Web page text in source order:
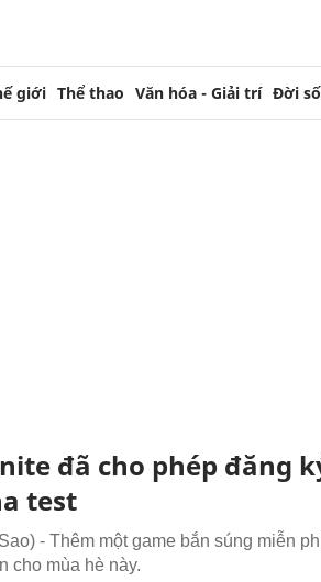
giới Thể thao Văn hóa - Giải trí Đời
đã cho phép đăng
test
- Thêm một game bắn súng miễn
cho mùa hè này.